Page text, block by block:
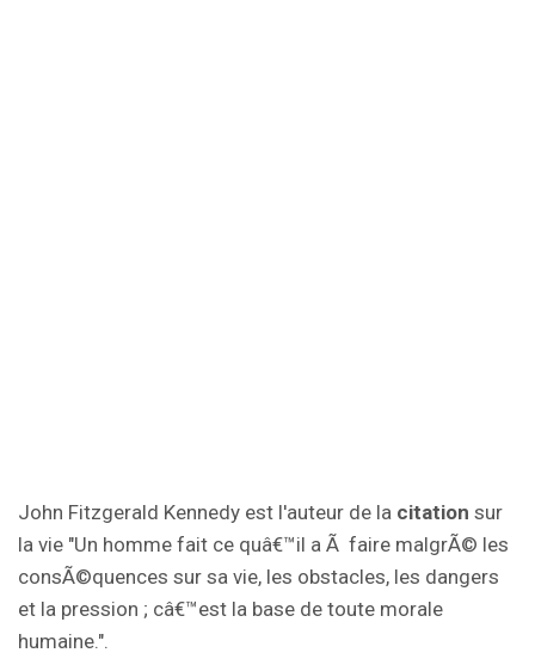
John Fitzgerald Kennedy est l'auteur de la citation sur
la vie "Un homme fait ce quâ€™il a Ã faire malgrÃ© les
consÃ©quences sur sa vie, les obstacles, les dangers
et la pression ; câ€™est la base de toute morale
humaine.".